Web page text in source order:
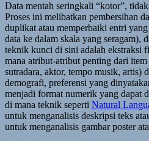
Data mentah seringkali “kotor”,
Proses ini melibatkan pembersihan
duplikat atau memperbaiki entri
data ke dalam skala yang seragam),
teknik kunci di sini adalah ekstraksi
mana atribut-atribut penting dari
sutradara, aktor, tempo musik, artis)
demografi, preferensi yang
menjadi format numerik yang dapat
di mana teknik seperti Natural
untuk menganalisis deskripsi teks
untuk menganalisis gambar poster